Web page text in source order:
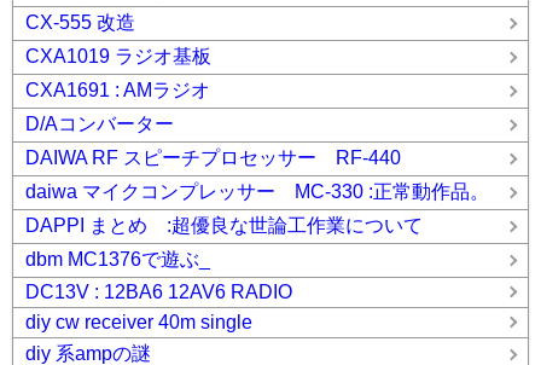
CX-555 改造
CXA1019 ラジオ基板
CXA1691 : AMラジオ
D/Aコンバーター
DAIWA RF スピーチプロセッサー RF-440
daiwa マイクコンプレッサー MC-330 :正常動作品。
DAPPI まとめ :超優良な世論工作業について
dbm MC1376で遊ぶ_
DC13V : 12BA6 12AV6 RADIO
diy cw receiver 40m single
diy 系ampの謎